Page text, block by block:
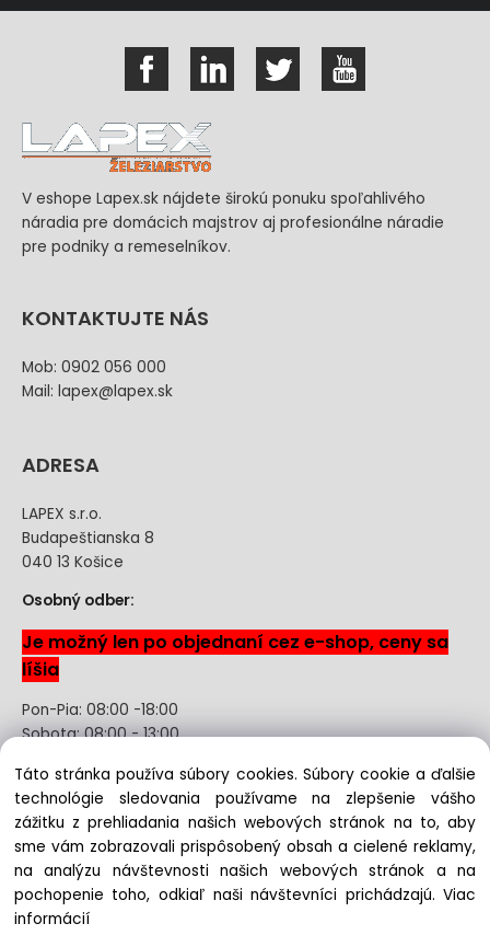
V eshope Lapex.sk nájdete širokú ponuku spoľahlivého
náradia pre domácich majstrov aj profesionálne náradie
pre podniky a remeselníkov.
KONTAKTUJTE NÁS
Mob: 0902 056 000
Mail: lapex@lapex.sk
ADRESA
LAPEX s.r.o.
Budapeštianska 8
040 13 Košice
Osobný odber:
Je možný len po objednaní cez e-shop, ceny sa
líšia
Pon-Pia: 08:00 -18:00
Sobota: 08:00 - 13:00
Odstúpenie od kúpnej zmluvy uzavretej na diaľku bez
registrácie
Copyright © 2022 lapex.sk, All rights reserved
Táto stránka používa súbory cookies. Súbory cookie a ďalšie
technológie sledovania používame na zlepšenie vášho
zážitku z prehliadania našich webových stránok na to, aby
sme vám zobrazovali prispôsobený obsah a cielené reklamy,
na analýzu návštevnosti našich webových stránok a na
pochopenie toho, odkiaľ naši návštevníci prichádzajú.Viac
informácií